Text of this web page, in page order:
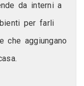
da interni a
per farli
che aggiungano